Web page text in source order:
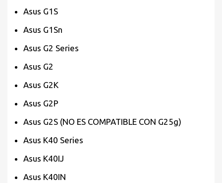
Asus G1S
Asus G1Sn
Asus G2 Series
Asus G2
Asus G2K
Asus G2P
Asus G2S (NO ES COMPATIBLE CON G25g)
Asus K40 Series
Asus K40IJ
Asus K40IN